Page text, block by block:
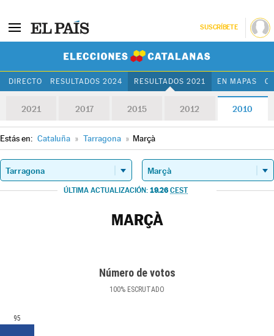
SUSCRÍBETE
DIRECTO RESULTADOS 2024 RESULTADOS 2021 EN MAPAS
2021 2017 2015 2012 2010
Estás en: Cataluña » Tarragona » Marçà
ÚLTIMA ACTUALIZACIÓN: 19.26 CEST
MARÇÀ
Número de votos
100% ESCRUTADO
95